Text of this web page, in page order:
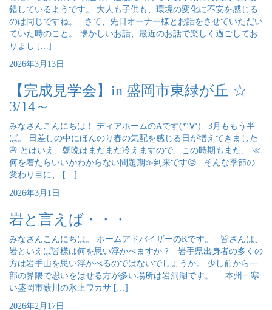
錯しているようです。 大人も子供も、環境の変化に不安を感じる
のは同じですね。 さて、先日オーナー様とお話をさせていただい
ていた時のこと。 懐かしいお話、最近のお話で楽しく過ごしてお
りまし […]
2026年3月13日
【完成見学会】in 盛岡市東緑が丘 ☆
3/14～
みなさんこんにちは！ ディアホームのAです(*‘∀‘) 3月ももう半
ば。 日差しの中にほんのり春の気配を感じる日が増えてきました
🌸 とはいえ、朝晩はまだまだ冷えますので、この時期もまた、 ≪
何を着たらいいかわからない問題期≫到来です😥 そんな季節の
変わり目に、 […]
2026年3月1日
岩と言えば・・・
みなさんこんにちは。 ホームアドバイザーのKです。 皆さんは、
岩といえば皆様は何を思い浮かべますか？ 岩手県出身者の多くの
方は岩手山を思い浮かべるのではないでしょうか。 少し前から一
部の界隈で思いをはせる方が多い場所は岩洞湖です。 本州一寒
い盛岡市薮川の氷上ワカサ […]
2026年2月17日